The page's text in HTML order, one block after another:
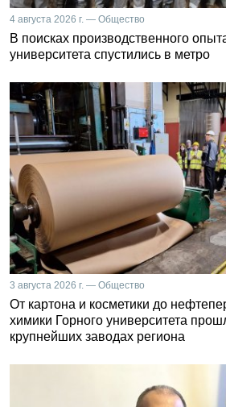
4 августа 2026 г. — Общество
В поисках производственного
университета спустились в метро
3 августа 2026 г. — Общество
От картона и косметики до
химики Горного университета
крупнейших заводах региона